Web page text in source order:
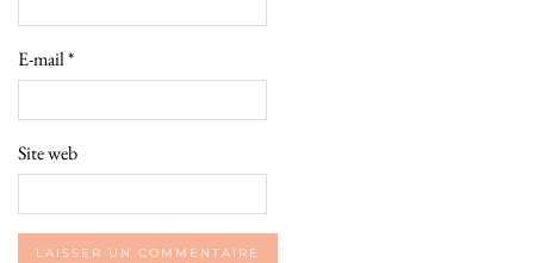
E-mail*
Site web